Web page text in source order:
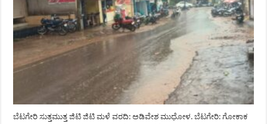
ಬೆಟಗೇರಿ ಸುತ್ತಮುತ್ತ ಜಿಟಿ ಜಿಟಿ ಮಳೆ ವರದಿ: ಅಡಿವೇಶ ಮುಧೋಳ. ಬೆಟಗೇರಿ: ಗೋಕಾಕ